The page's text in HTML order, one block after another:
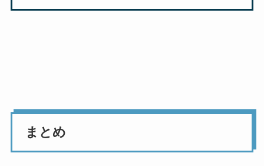
まとめ